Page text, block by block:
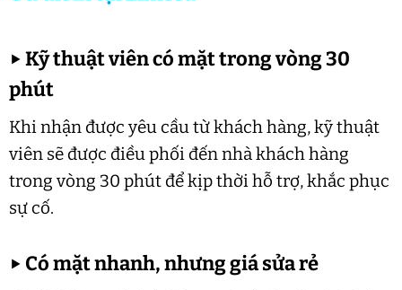
▶Kỹ thuật viên có mặt trong vòng 30
phút
Khi nhận được yêu cầu từ khách hàng, kỹ thuật
viên sẽ được điều phối đến nhà khách hàng
trong vòng 30 phút để kịp thời hỗ trợ, khắc phục
sự cố.
▶ Có mặt nhanh, nhưng giá sửa rẻ